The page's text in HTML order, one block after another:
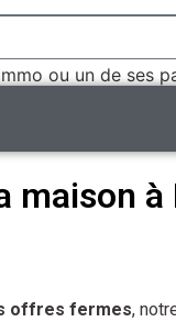
ou un de ses
maison
offres fermes,